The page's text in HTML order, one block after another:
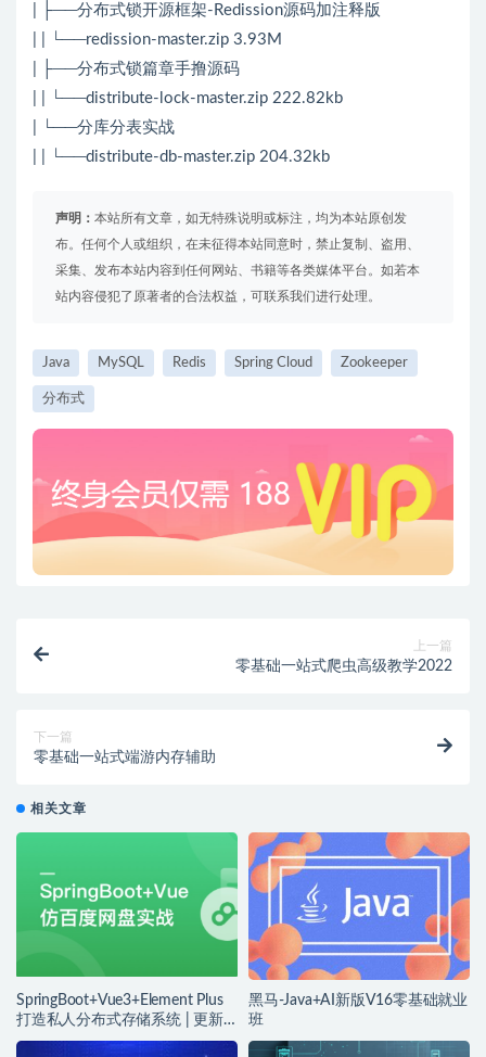
| ├──分布式锁开源框架-Redission源码加注释版
| | └──redission-master.zip 3.93M
| ├──分布式锁篇章手撸源码
| | └──distribute-lock-master.zip 222.82kb
| └──分库分表实战
| | └──distribute-db-master.zip 204.32kb
声明： 本站所有文章，如无特殊说明或标注，均为本站原创发
布。任何个人或组织，在未征得本站同意时，禁止复制、盗用、
采集、发布本站内容到任何网站、书籍等各类媒体平台。如若本
站内容侵犯了原著者的合法权益，可联系我们进行处理。
Java MySQL Redis Spring Cloud Zookeeper
分布式
上一篇
零基础一站式爬虫高级教学2022
下一篇
零基础一站式端游内存辅助
相关文章
SpringBoot+Vue3+Element Plus
打造私人分布式存储系统 | 更新
完结
黑马-Java+AI新版V16零基础就业
班